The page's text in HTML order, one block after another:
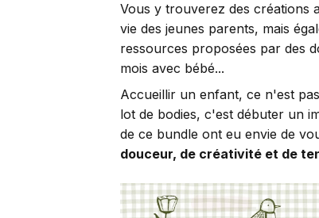
Vous y trouverez des créations
vie des jeunes parents, mais
ressources proposées par des
mois avec bébé...
Accueillir un enfant, ce n'est
lot de bodies, c'est débuter un
de ce bundle ont eu envie de
douceur, de créativité et de